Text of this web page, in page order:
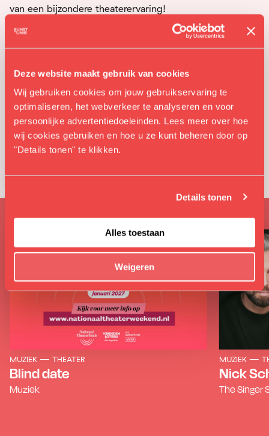
Deze website maakt gebruik van cookies
Wij gebruiken cookies om jouw gebruikservaring te
optimaliseren, het webverkeer te analyseren en voor
persoonlijke advertentiedoeleinden. Lees meer over hoe
wij cookies gebruiken en hoe u ze kunt beheren door op
"Details tonen" te klikken.
Details tonen
Alles toestaan
Weigeren
van een bijzondere theaterervaring!
Soortgelijk
MUZIEK THEATER
Blind date
Muziek
MUZIEK
Nick
The Singer